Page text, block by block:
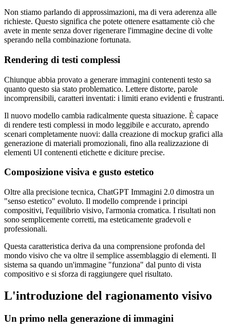
Non stiamo parlando di approssimazioni, ma di vera aderenza alle
richieste. Questo significa che potete ottenere esattamente ciò che
avete in mente senza dover rigenerare l'immagine decine di volte
sperando nella combinazione fortunata.
Rendering di testi complessi
Chiunque abbia provato a generare immagini contenenti testo sa
quanto questo sia stato problematico. Lettere distorte, parole
incomprensibili, caratteri inventati: i limiti erano evidenti e frustranti.
Il nuovo modello cambia radicalmente questa situazione. È capace
di rendere testi complessi in modo leggibile e accurato, aprendo
scenari completamente nuovi: dalla creazione di mockup grafici alla
generazione di materiali promozionali, fino alla realizzazione di
elementi UI contenenti etichette e diciture precise.
Composizione visiva e gusto estetico
Oltre alla precisione tecnica, ChatGPT Immagini 2.0 dimostra un
"senso estetico" evoluto. Il modello comprende i principi
compositivi, l'equilibrio visivo, l'armonia cromatica. I risultati non
sono semplicemente corretti, ma esteticamente gradevoli e
professionali.
Questa caratteristica deriva da una comprensione profonda del
mondo visivo che va oltre il semplice assemblaggio di elementi. Il
sistema sa quando un'immagine "funziona" dal punto di vista
compositivo e si sforza di raggiungere quel risultato.
L'introduzione del ragionamento visivo
Un primo nella generazione di immagini